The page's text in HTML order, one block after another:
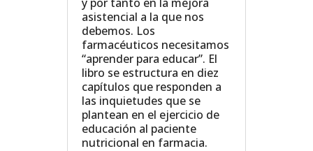
asistencial a la que nos
debemos. Los
farmacéuticos necesitamos
“aprender para educar”. El
libro se estructura en diez
capítulos que responden a
las inquietudes que se
plantean en el ejercicio de
educación al paciente
nutricional en farmacia.